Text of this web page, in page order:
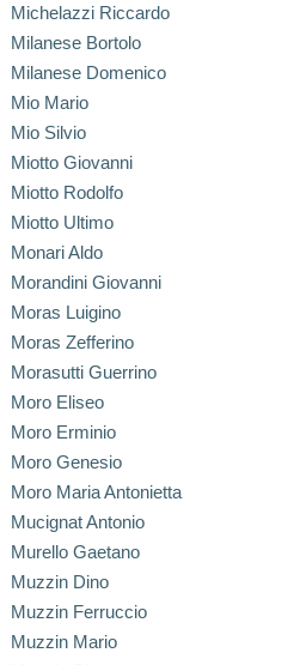
Michelazzi Riccardo
Milanese Bortolo
Milanese Domenico
Mio Mario
Mio Silvio
Miotto Giovanni
Miotto Rodolfo
Miotto Ultimo
Monari Aldo
Morandini Giovanni
Moras Luigino
Moras Zefferino
Morasutti Guerrino
Moro Eliseo
Moro Erminio
Moro Genesio
Moro Maria Antonietta
Mucignat Antonio
Murello Gaetano
Muzzin Dino
Muzzin Ferruccio
Muzzin Mario